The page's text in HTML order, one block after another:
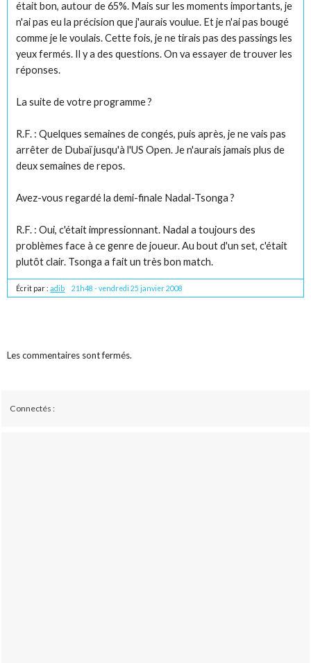
était bon, autour de 65%. Mais sur les moments importants, je
n'ai pas eu la précision que j'aurais voulue. Et je n'ai pas bougé
comme je le voulais. Cette fois, je ne tirais pas des passings les
yeux fermés. Il y a des questions. On va essayer de trouver les
réponses.
La suite de votre programme ?
R.F. : Quelques semaines de congés, puis après, je ne vais pas
arrêter de Dubaï jusqu'à l'US Open. Je n'aurais jamais plus de
deux semaines de repos.
Avez-vous regardé la demi-finale Nadal-Tsonga ?
R.F. : Oui, c'était impressionnant. Nadal a toujours des
problèmes face à ce genre de joueur. Au bout d'un set, c'était
plutôt clair. Tsonga a fait un très bon match.
Écrit par :adib 21h48 -vendredi 25 janvier 2008
Les commentaires sont fermés.
Connectés :